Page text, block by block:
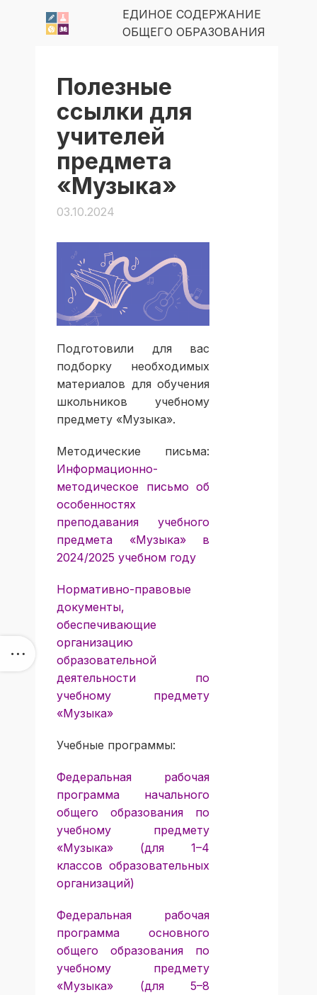
ЕДИНОЕ СОДЕРЖАНИЕ
ОБЩЕГО ОБРАЗОВАНИЯ
Полезные
ссылки для
учителей
предмета
«Музыка»
03.10.2024
Подготовили для вас
подборку необходимых
материалов для обучения
школьников учебному
предмету «Музыка».
Методические письма:
Информационно-
методическое письмо об
особенностях
преподавания учебного
предмета «Музыка» в
2024/2025 учебном году
Нормативно-правовые
документы,
обеспечивающие
организацию
образовательной
деятельности по
учебному предмету
«Музыка»
Учебные программы:
Федеральная рабочая
программа начального
общего образования по
учебному предмету
«Музыка» (для 1–4
классов образовательных
организаций)
Федеральная рабочая
программа основного
общего образования по
учебному предмету
«Музыка» (для 5–8